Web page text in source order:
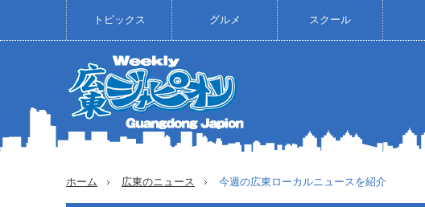
トピックス グルメ スクール
ホーム 広東のニュース 今週の広東ローカルニュースを紹介